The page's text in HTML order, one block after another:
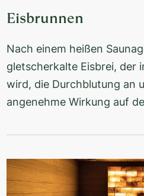
Eisbrunnen
Nach einem heißen
gletscherkalte Eisbrei, der
wird, die Durchblutung an
angenehme Wirkung auf